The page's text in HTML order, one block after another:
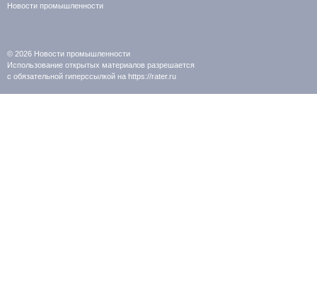
Новости промышленности
© 2026 Новости промышленности
Использование открытых материалов разрешается
с обязательной гиперссылкой на https://rater.ru